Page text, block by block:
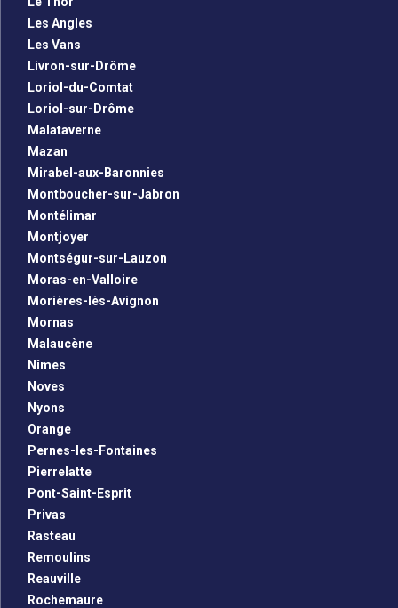
Les Angles
Les Vans
Livron-sur-Drôme
Loriol-du-Comtat
Loriol-sur-Drôme
Malataverne
Mazan
Mirabel-aux-Baronnies
Montboucher-sur-Jabron
Montélimar
Montjoyer
Montségur-sur-Lauzon
Moras-en-Valloire
Morières-lès-Avignon
Mornas
Malaucène
Nîmes
Noves
Nyons
Orange
Pernes-les-Fontaines
Pierrelatte
Pont-Saint-Esprit
Privas
Rasteau
Remoulins
Reauville
Rochemaure